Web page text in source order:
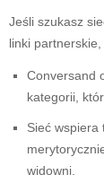
Jeśli szukasz
linki
Conversand
kategorii,
Sieć wspiera
widowni.